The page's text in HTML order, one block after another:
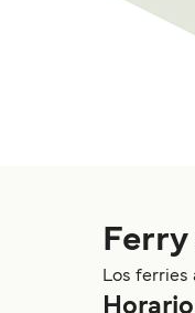
Ferry
Los ferries